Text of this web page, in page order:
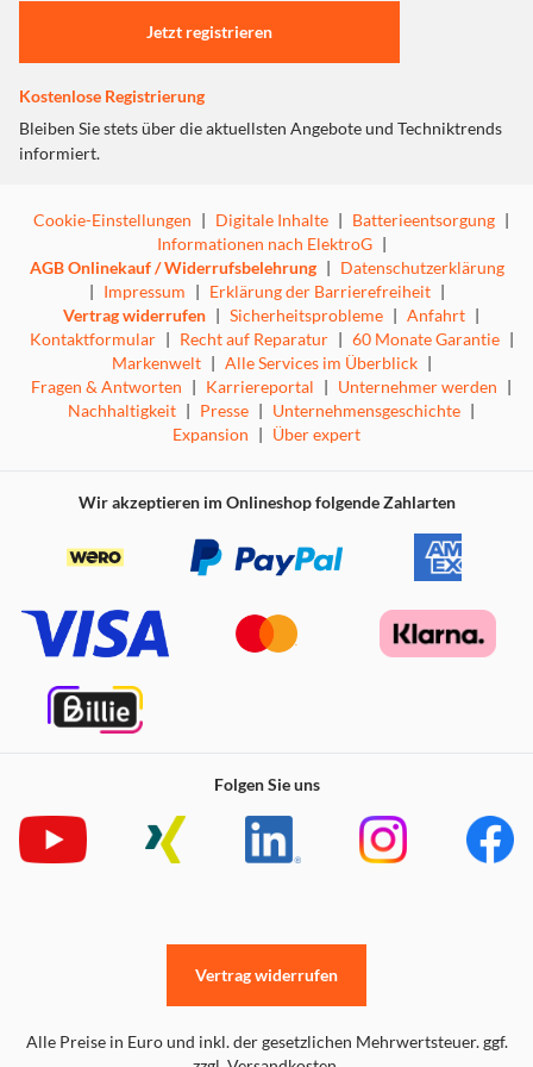
Jetzt registrieren
Kostenlose Registrierung
Bleiben Sie stets über die aktuellsten Angebote und Techniktrends
informiert.
Cookie-Einstellungen | Digitale Inhalte | Batterieentsorgung |
Informationen nach ElektroG |
AGB Onlinekauf / Widerrufsbelehrung | Datenschutzerklärung
| Impressum | Erklärung der Barrierefreiheit |
Vertrag widerrufen | Sicherheitsprobleme | Anfahrt |
Kontaktformular | Recht auf Reparatur | 60 Monate Garantie |
Markenwelt | Alle Services im Überblick |
Fragen & Antworten | Karriereportal | Unternehmer werden |
Nachhaltigkeit | Presse | Unternehmensgeschichte |
Expansion | Über expert
Wir akzeptieren im Onlineshop folgende Zahlarten
Folgen Sie uns
Alle Preise in Euro und inkl. der gesetzlichen Mehrwertsteuer. ggf.
Vertrag widerrufen